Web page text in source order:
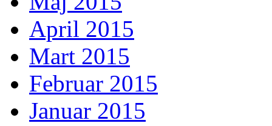
April 2015
Mart 2015
Februar 2015
Januar 2015